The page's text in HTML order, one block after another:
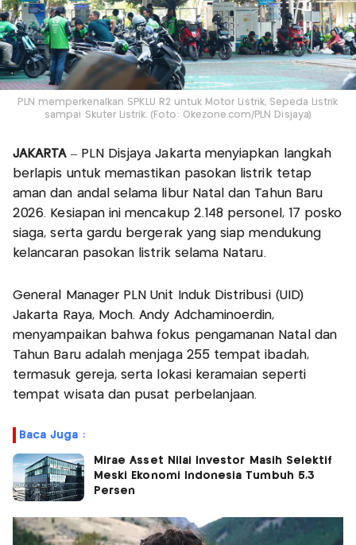
PLN memperkenalkan SPKLU R2 untuk Motor Listrik, Sepeda Listrik
sampai Skuter Listrik. (Foto: Okezone.com/PLN Disjaya)
JAKARTA– PLN Disjaya Jakarta menyiapkan langkah
berlapis untuk memastikan pasokan listrik tetap
aman dan andal selama libur Natal dan Tahun Baru
2026. Kesiapan ini mencakup 2.148 personel, 17 posko
siaga, serta gardu bergerak yang siap mendukung
kelancaran pasokan listrik selama Nataru.
General Manager PLN Unit Induk Distribusi (UID)
Jakarta Raya, Moch. Andy Adchaminoerdin,
menyampaikan bahwa fokus pengamanan Natal dan
Tahun Baru adalah menjaga 255 tempat ibadah,
termasuk gereja, serta lokasi keramaian seperti
tempat wisata dan pusat perbelanjaan.
Baca Juga :
Mirae Asset Nilai Investor Masih Selektif
Meski Ekonomi Indonesia Tumbuh 5,3
Persen